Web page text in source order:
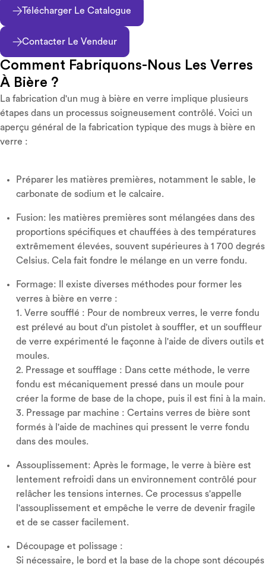
Télécharger Le Catalogue
Contacter Le Vendeur
Comment Fabriquons-Nous Les Verres
À Bière ?
La fabrication d'un mug à bière en verre implique plusieurs
étapes dans un processus soigneusement contrôlé. Voici un
aperçu général de la fabrication typique des mugs à bière en
verre :
Préparer les matières premières, notamment le sable, le
carbonate de sodium et le calcaire.
Fusion: les matières premières sont mélangées dans des
proportions spécifiques et chauffées à des températures
extrêmement élevées, souvent supérieures à 1 700 degrés
Celsius. Cela fait fondre le mélange en un verre fondu.
Formage: Il existe diverses méthodes pour former les
verres à bière en verre :
1. Verre soufflé : Pour de nombreux verres, le verre fondu
est prélevé au bout d'un pistolet à souffler, et un souffleur
de verre expérimenté le façonne à l'aide de divers outils et
moules.
2. Pressage et soufflage : Dans cette méthode, le verre
fondu est mécaniquement pressé dans un moule pour
créer la forme de base de la chope, puis il est fini à la main.
3. Pressage par machine : Certains verres de bière sont
formés à l'aide de machines qui pressent le verre fondu
dans des moules.
Assouplissement: Après le formage, le verre à bière est
lentement refroidi dans un environnement contrôlé pour
relâcher les tensions internes. Ce processus s'appelle
l'assouplissement et empêche le verre de devenir fragile
et de se casser facilement.
Découpage et polissage :
Si nécessaire, le bord et la base de la chope sont découpés